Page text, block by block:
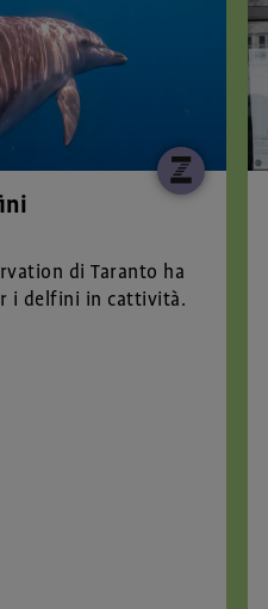
di Taranto ha
i delfini in cattività.